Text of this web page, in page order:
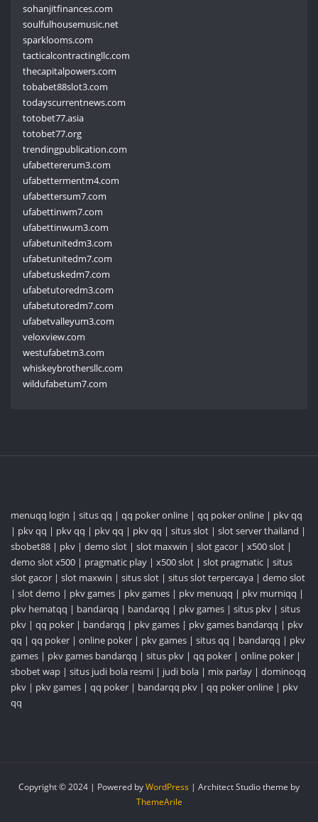
sohanjitfinances.com
soulfulhousemusic.net
sparklooms.com
tacticalcontractingllc.com
thecapitalpowers.com
tobabet88slot3.com
todayscurrentnews.com
totobet77.asia
totobet77.org
trendingpublication.com
ufabettererum3.com
ufabettermentm4.com
ufabettersum7.com
ufabettinwm7.com
ufabettinwum3.com
ufabetunitedm3.com
ufabetunitedm7.com
ufabetuskedm7.com
ufabetutoredm3.com
ufabetutoredm7.com
ufabetvalleyum3.com
veloxview.com
westufabetm3.com
whiskeybrothersllc.com
wildufabetum7.com
menuqq login | situs qq | qq poker online | qq poker online | pkv qq
| pkv qq | pkv qq | pkv qq | pkv qq | situs slot | slot server thailand |
sbobet88 | pkv | demo slot | slot maxwin | slot gacor | x500 slot |
demo slot x500 | pragmatic play | x500 slot | slot pragmatic | situs
slot gacor | slot maxwin | situs slot | situs slot terpercaya | demo slot
| slot demo | pkv games | pkv games | pkv menuqq | pkv murniqq |
pkv hematqq | bandarqq | bandarqq | pkv games | situs pkv | situs
pkv | qq poker | bandarqq | pkv games | pkv games bandarqq | pkv
qq | qq poker | online poker | pkv games | situs qq | bandarqq | pkv
games | pkv games bandarqq | situs pkv | qq poker | online poker |
sbobet wap | situs judi bola resmi | judi bola | mix parlay | dominoqq
pkv | pkv games | qq poker | bandarqq pkv | qq poker online | pkv
qq
Copyright © 2024 | Powered byWordPress | Architect Studio theme by
ThemeArile